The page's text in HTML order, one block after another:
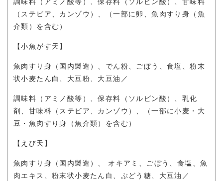
（ステビア、カンゾウ）、（一部に卵、魚肉すり身（魚
介類）を含む）
【小魚がす天】
魚肉すり身（国内製造）、でん粉、ごぼう、食塩、粉末
状小麦たん白、大豆粉、大豆油／
調味料（アミノ酸等）、保存料（ソルビン酸）、乳化
剤、甘味料（ステビア、カンゾウ）、（一部に小麦・大
豆・魚肉すり身（魚介類）を含む）
【えび天】
魚肉すり身（国内製造）、 オキアミ、ごぼう、食塩、魚
肉エキス、粉末状小麦たん白、ぶどう糖、大豆油／